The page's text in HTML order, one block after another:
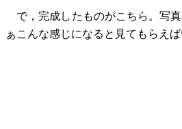
で，完成したものがこちら。写
ぁこんな感じになると見てもらえば